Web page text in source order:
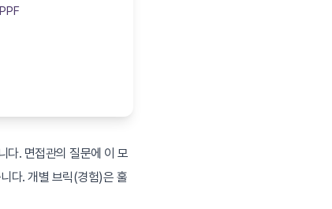
다. 면접관의 질문에 이 모
다. 개별 브릭(경험)은 훌